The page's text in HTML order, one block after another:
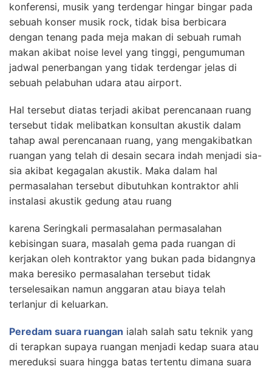
konferensi, musik yang terdengar hingar bingar pada
sebuah konser musik rock, tidak bisa berbicara
dengan tenang pada meja makan di sebuah rumah
makan akibat noise level yang tinggi, pengumuman
jadwal penerbangan yang tidak terdengar jelas di
sebuah pelabuhan udara atau airport.
Hal tersebut diatas terjadi akibat perencanaan ruang
tersebut tidak melibatkan konsultan akustik dalam
tahap awal perencanaan ruang, yang mengakibatkan
ruangan yang telah di desain secara indah menjadi sia-
sia akibat kegagalan akustik. Maka dalam hal
permasalahan tersebut dibutuhkan kontraktor ahli
instalasi akustik gedung atau ruang
karena Seringkali permasalahan permasalahan
kebisingan suara, masalah gema pada ruangan di
kerjakan oleh kontraktor yang bukan pada bidangnya
maka beresiko permasalahan tersebut tidak
terselesaikan namun anggaran atau biaya telah
terlanjur di keluarkan.
Peredam suara ruangan ialah salah satu teknik yang
di terapkan supaya ruangan menjadi kedap suara atau
mereduksi suara hingga batas tertentu dimana suara